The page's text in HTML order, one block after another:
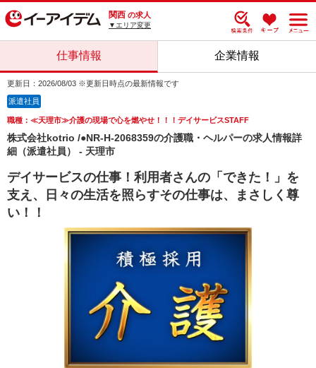
関西 の求人
▼エリア変更
仕事情報 企業情報
更新日：2026/08/03 ※更新日時点の最新情報です
派遣社員
職種：≪天理市≫介護の現場で心を燃やせ！！！デイサービスSTAFF
株式会社kotrio /●NR-H-2068359の介護職・ヘルパーの求人情報詳
細（派遣社員） - 天理市
デイサービスの仕事！利用者さんの「できた！」を
支え、日々の生活を照らすその仕事は、まさしく尊
い！！